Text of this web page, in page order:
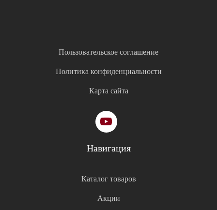
Пользовательское соглашение
Политика конфиденциальности
Карта сайта
Навигация
Каталог товаров
Акции